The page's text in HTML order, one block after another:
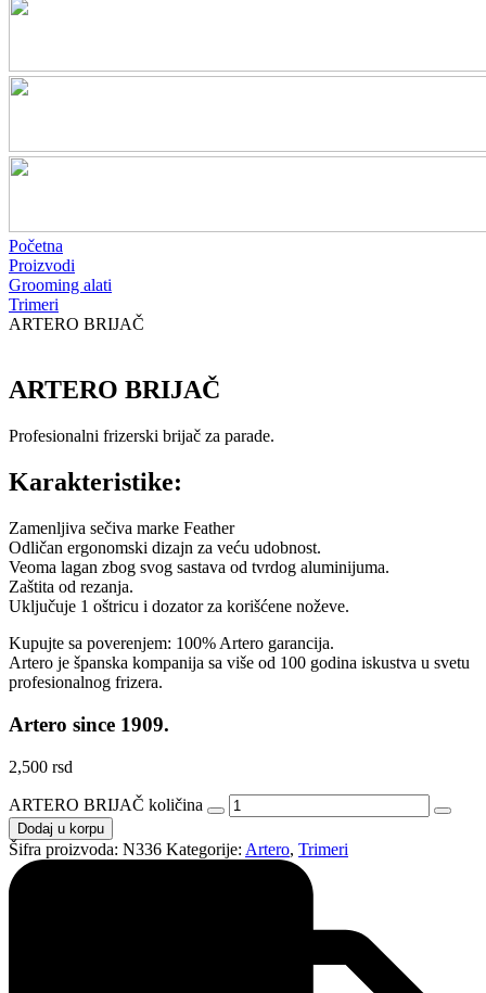
Početna
Proizvodi
Grooming alati
Trimeri
ARTERO BRIJAČ
ARTERO BRIJAČ
Profesionalni frizerski brijač za parade.
Karakteristike:
Zamenljiva sečiva marke Feather
Odličan ergonomski dizajn za veću udobnost.
Veoma lagan zbog svog sastava od tvrdog aluminijuma.
Zaštita od rezanja.
Uključuje 1 oštricu i dozator za korišćene noževe.
Kupujte sa poverenjem: 100% Artero garancija.
Artero je španska kompanija sa više od 100 godina iskustva u svetu
profesionalnog frizera.
Artero since 1909.
2,500 rsd
ARTERO BRIJAČ količina
Dodaj u korpu
Šifra proizvoda: N336 Kategorije: Artero, Trimeri